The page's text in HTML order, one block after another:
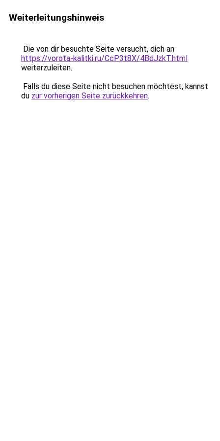
Weiterleitungshinweis
Die von dir besuchte Seite versucht, dich an
https://vorota-kalitki.ru/CcP3t8X/4BdJzkT.html
weiterzuleiten.
Falls du diese Seite nicht besuchen möchtest, kannst
du zur vorherigen Seite zurückkehren.